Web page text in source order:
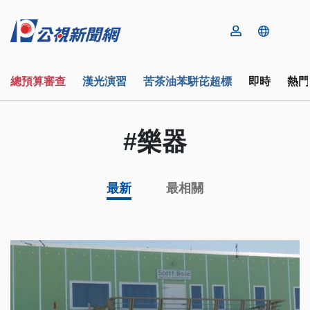
總預算審查 漢光演習 苦茶油苯駢芘超標 即時 熱
#樂器
最新 最相關